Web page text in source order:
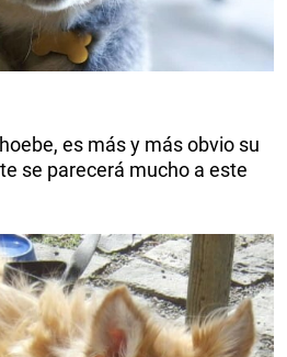
es más y más obvio su
se parecerá mucho a este